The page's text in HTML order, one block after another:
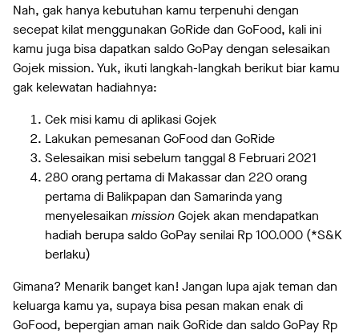
Nah, gak hanya kebutuhan kamu terpenuhi dengan
secepat kilat menggunakan GoRide dan GoFood, kali ini
kamu juga bisa dapatkan saldo GoPay dengan selesaikan
Gojek mission. Yuk, ikuti langkah-langkah berikut biar kamu
gak kelewatan hadiahnya:
Cek misi kamu di aplikasi Gojek
Lakukan pemesanan GoFood dan GoRide
Selesaikan misi sebelum tanggal 8 Februari 2021
280 orang pertama di Makassar dan 220 orang
pertama di Balikpapan dan Samarinda yang
menyelesaikan missionGojek akan mendapatkan
hadiah berupa saldo GoPay senilai Rp 100.000 (*S&K
berlaku)
Gimana? Menarik banget kan! Jangan lupa ajak teman dan
keluarga kamu ya, supaya bisa pesan makan enak di
GoFood, bepergian aman naik GoRide dan saldo GoPay Rp